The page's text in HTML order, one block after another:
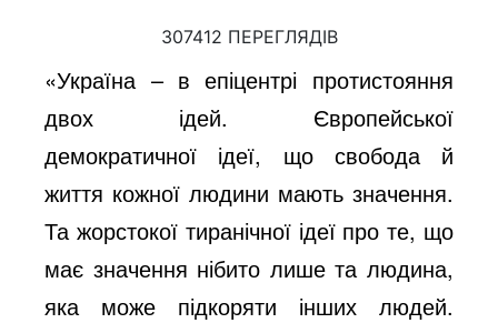
y
i
d
307412 ПЕРЕГЛЯДІВ
«Україна – в епіцентрі протистояння
двох ідей. Європейської
демократичної ідеї, що свобода й
життя кожної людини мають значення.
Та жорстокої тиранічної ідеї про те, що
має значення нібито лише та людина,
яка може підкоряти інших людей.